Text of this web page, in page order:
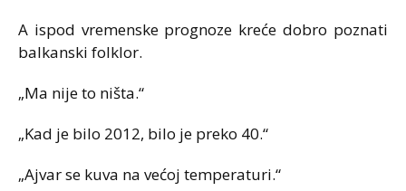
A ispod vremenske prognoze kreće dobro poznati
balkanski folklor.
„Ma nije to ništa.“
„Kad je bilo 2012, bilo je preko 40.“
„Ajvar se kuva na većoj temperaturi.“